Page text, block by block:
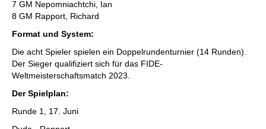
7 GM Nepomniachtchi, Ian
8 GM Rapport, Richard
Format und System:
Die acht Spieler spielen ein Doppelrundenturnier (14 Runden).
Der Sieger qualifiziert sich für das FIDE-
Weltmeisterschaftsmatch 2023.
Der Spielplan:
Runde 1, 17. Juni